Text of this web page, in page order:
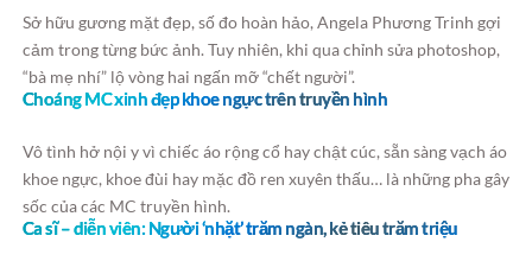
Sở hữu gương mặt đẹp, số đo hoàn hảo, Angela Phương Trinh gợi
cảm trong từng bức ảnh. Tuy nhiên, khi qua chỉnh sửa photoshop,
“bà mẹ nhí” lộ vòng hai ngấn mỡ “chết người”.
Choáng MC xinh đẹp khoe ngực trên truyền hình
Vô tình hở nội y vì chiếc áo rộng cổ hay chật cúc, sẵn sàng vạch áo
khoe ngực, khoe đùi hay mặc đồ ren xuyên thấu… là những pha gây
sốc của các MC truyền hình.
Ca sĩ – diễn viên: Người ‘nhặt’ trăm ngàn, kẻ tiêu trăm triệu